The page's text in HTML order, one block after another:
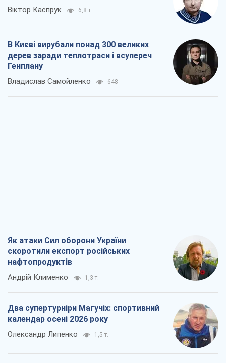
Віктор Каспрук 6,8 т.
В Києві вирубали понад 300 великих
дерев заради теплотраси і всупереч
Генплану
Владислав Самойленко 648
Як атаки Сил оборони України
скоротили експорт російських
нафтопродуктів
Андрій Клименко 1,3 т.
Два супертурніри Магучіх: спортивний
календар осені 2026 року
Олександр Липенко 1,5 т.